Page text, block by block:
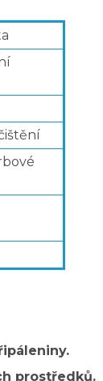
prostředků.